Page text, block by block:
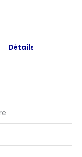
Placez
iPad
et
même
Grâce à sa
pliante peu
ce vélo
à usage
Détails